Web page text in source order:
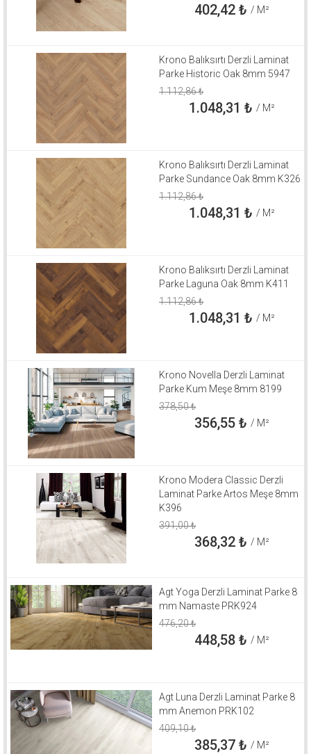
402,42₺ / M²
Krono Balıksırtı Derzli Laminat
Parke Historic Oak 8mm 5947
1.112,86₺
1.048,31 ₺ / M²
Krono Balıksırtı Derzli Laminat
Parke Sundance Oak 8mm K326
1.112,86₺
1.048,31 ₺ / M²
Krono Balıksırtı Derzli Laminat
Parke Laguna Oak 8mm K411
1.112,86₺
1.048,31 ₺ / M²
Krono Novella Derzli Laminat
Parke Kum Meşe 8mm 8199
378,50₺
356,55₺ / M²
Krono Modera Classic Derzli
Laminat Parke Artos Meşe 8mm
K396
391,00₺
368,32₺ / M²
Agt Yoga Derzli Laminat Parke 8
mm Namaste PRK924
476,20₺
448,58₺ / M²
Agt Luna Derzli Laminat Parke 8
mm Anemon PRK102
409,10₺
385,37₺ / M²